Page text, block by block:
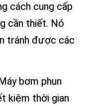
cách cung cấp
cần thiết. Nó
tránh được các
bơm phun
kiệm thời gian